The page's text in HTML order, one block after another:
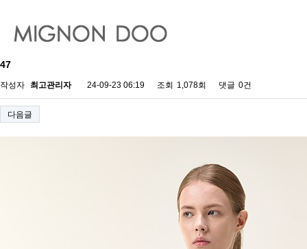
47
작성자 최고관리자 24-09-23 06:19 조회 1,078회 댓글 0건
다음글